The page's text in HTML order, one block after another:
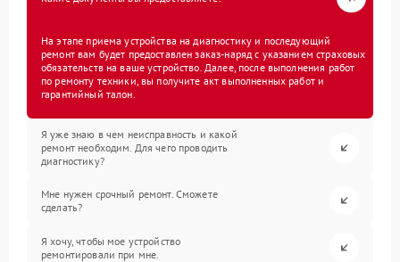
На этапе приема устройства на диагностику и последующий
ремонт вам будет предоставлен заказ-наряд с указанием страховых
обязательств на ваше устройство. Далее, после выполнения работ
по ремонту техники, вы получите акт выполненных работ и
гарантийный талон.
Я уже знаю в чем неисправность и какой
ремонт необходим. Для чего проводить
диагностику?
Мне нужен срочный ремонт. Сможете
сделать?
Я хочу, чтобы мое устройство
ремонтировали при мне.